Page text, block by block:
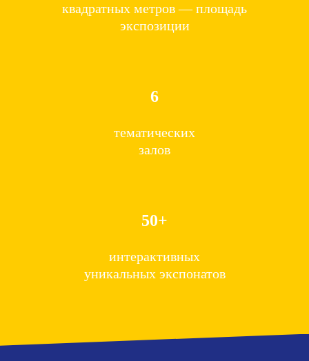
квадратных метров — площадь
экспозиции
6
тематических
залов
50+
интерактивных
уникальных экспонатов